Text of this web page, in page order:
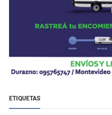
ETIQUETAS